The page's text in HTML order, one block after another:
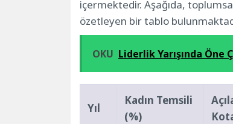
içermektedir. Aşağıda,
özetleyen bir tablo
OKU Liderlik Yarışında Öne
Yıl
Kadın Temsili
(%)